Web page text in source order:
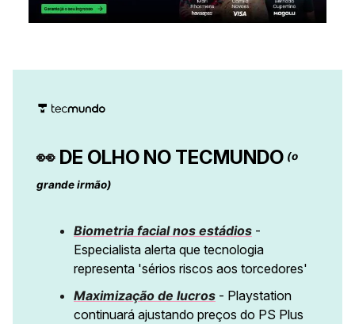
👀 DE OLHO NO TECMUNDO (o
grande irmão)
Biometria facial nos estádios -
Especialista alerta que tecnologia
representa 'sérios riscos aos torcedores'
Maximização de lucros - Playstation
continuará ajustando preços do PS Plus